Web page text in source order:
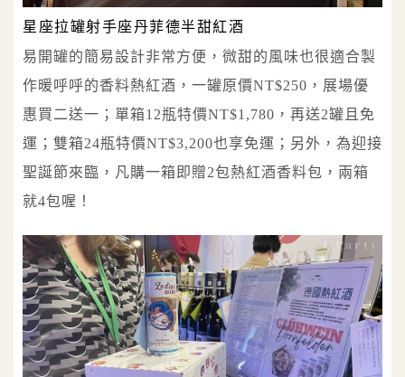
星座拉罐射手座丹菲德半甜紅酒
易開罐的簡易設計非常方便，微甜的風味也很適合製
作暖呼呼的香料熱紅酒，一罐原價NT$250，展場優
惠買二送一；單箱12瓶特價NT$1,780，再送2罐且免
運；雙箱24瓶特價NT$3,200也享免運；另外，為迎接
聖誕節來臨，凡購一箱即贈2包熱紅酒香料包，兩箱
就4包喔！